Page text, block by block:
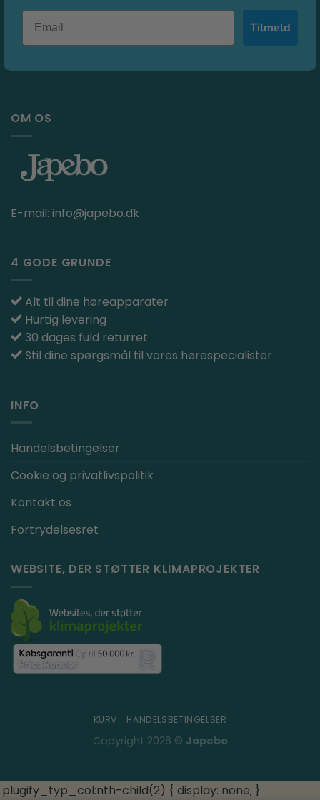
Tilmeld
OM OS
E-mail: info@japebo.dk
4 GODE GRUNDE
Alt til dine høreapparater
Hurtig levering
30 dages fuld returret
Stil dine spørgsmål til vores hørespecialister
INFO
Handelsbetingelser
Cookie og privatlivspolitik
Kontakt os
Fortrydelsesret
WEBSITE, DER STØTTER KLIMAPROJEKTER
KURV HANDELSBETINGELSER
Copyright 2026 © Japebo
.plugify_typ_col:nth-child(2) { display: none; }